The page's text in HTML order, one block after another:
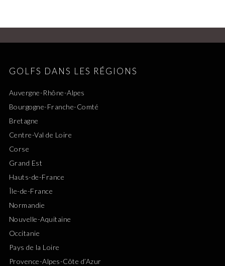
GOLFS DANS LES RÉGIONS
Auvergne-Rhône-Alpes
Bourgogne-Franche-Comté
Bretagne
Centre-Val de Loire
Corse
Grand Est
Hauts-de-France
Île-de-France
Normandie
Nouvelle-Aquitaine
Occitanie
Pays de la Loire
Provence-Alpes-Côte d’Azur